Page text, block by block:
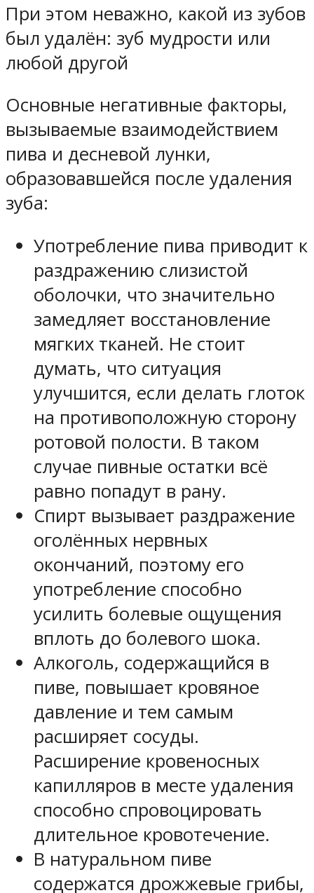
При этом неважно, какой из зубов
был удалён: зуб мудрости или
любой другой
Основные негативные факторы,
вызываемые взаимодействием
пива и десневой лунки,
образовавшейся после удаления
зуба:
Употребление пива приводит к
раздражению слизистой
оболочки, что значительно
замедляет восстановление
мягких тканей. Не стоит
думать, что ситуация
улучшится, если делать глоток
на противоположную сторону
ротовой полости. В таком
случае пивные остатки всё
равно попадут в рану.
Спирт вызывает раздражение
оголённых нервных
окончаний, поэтому его
употребление способно
усилить болевые ощущения
вплоть до болевого шока.
Алкоголь, содержащийся в
пиве, повышает кровяное
давление и тем самым
расширяет сосуды.
Расширение кровеносных
капилляров в месте удаления
способно спровоцировать
длительное кровотечение.
В натуральном пиве
содержатся дрожжевые грибы,